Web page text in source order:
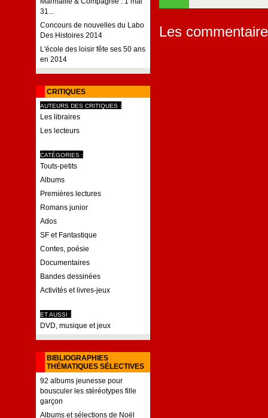
31...
Concours de nouvelles du Labo
Des Histoires 2014
L'école des loisir fête ses 50 ans
en 2014
CRITIQUES
AUTEURS DES CRITIQUES :
Les libraires
Les lecteurs
CATÉGORIES :
Touts-petits
Albums
Premières lectures
Romans junior
Ados
SF et Fantastique
Contes, poésie
Documentaires
Bandes dessinées
Activités et livres-jeux
ET AUSSI :
DVD, musique et jeux
BIBLIOGRAPHIES
THÉMATIQUES SÉLECTIVES
92 albums jeunesse pour
bousculer les stéréotypes fille
garçon
Albums et sélections de Noël
Les